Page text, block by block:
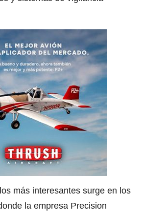
más interesantes surge en los
la empresa Precision